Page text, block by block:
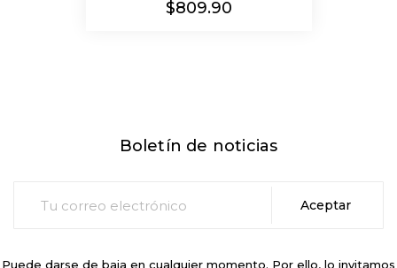
Precio
$809.90
Boletín de noticias
Puede darse de baja en cualquier momento. Por ello, lo invitamos